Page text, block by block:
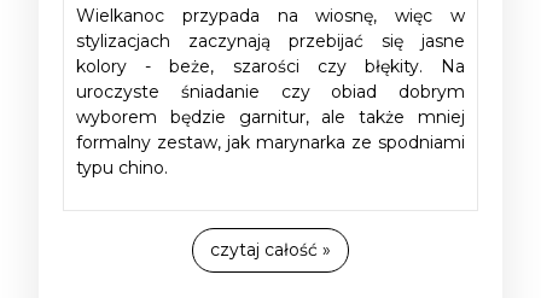
Wielkanoc przypada na wiosnę, więc w
stylizacjach zaczynają przebijać się jasne
kolory - beże, szarości czy błękity. Na
uroczyste śniadanie czy obiad dobrym
wyborem będzie garnitur, ale także mniej
formalny zestaw, jak marynarka ze spodniami
typu chino.
czytaj całość »